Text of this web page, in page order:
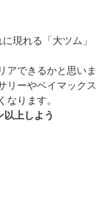
現れる「大ツム」
アできるかと思いま
リーやベイマックス
ります。
上しよう